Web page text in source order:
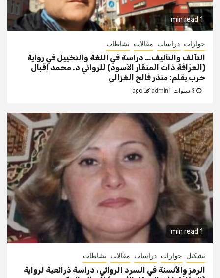
1 min read
حوارات دراسات مقالات نشاطات
التآلف والتأليف… دراسة في اللغة والتخييل في رواية
(العرّافة ذات المنقار الأسود) للروائي د. محمد إقبال
حرب بقلم: منذر فالح الغزالي
admin1
1 min read
تشكيل حوارات دراسات مقالات نشاطات
الرمز والأنسنة في السرد الروائي، دراسة ذرائعية لرواية